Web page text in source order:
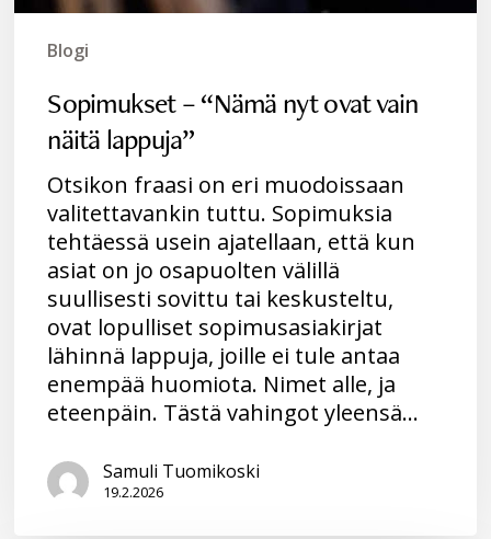
Blogi
Sopimukset – “Nämä nyt ovat vain
näitä lappuja”
Otsikon fraasi on eri muodoissaan
valitettavankin tuttu. Sopimuksia
tehtäessä usein ajatellaan, että kun
asiat on jo osapuolten välillä
suullisesti sovittu tai keskusteltu,
ovat lopulliset sopimusasiakirjat
lähinnä lappuja, joille ei tule antaa
enempää huomiota. Nimet alle, ja
eteenpäin. Tästä vahingot yleensä…
Samuli Tuomikoski
19.2.2026